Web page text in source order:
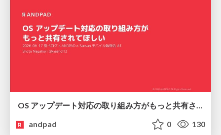
OS アップデート対応の取り組み方がもっと共有されてほしい
andpad
0 130